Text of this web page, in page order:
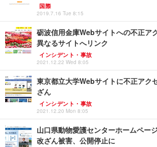
国際
2019.7.16 Tue 8:15
砺波信用金庫Webサイトへの不正ア
異なるサイトへリンク
インシデント・事故
2021.12.22 Wed 8:05
東京都立大学Webサイトに不正アク
ざん
インシデント・事故
2021.12.20 Mon 8:05
山口県動物愛護センターホームペー
改ざん被害、公開停止に